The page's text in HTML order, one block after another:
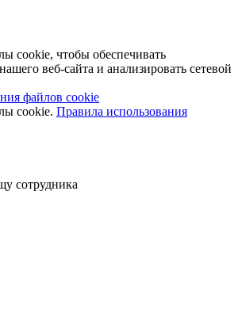
cookie, чтобы обеспечивать
веб-сайта и анализировать сетевой
файлов cookie
cookie. Правила использования
сотрудника